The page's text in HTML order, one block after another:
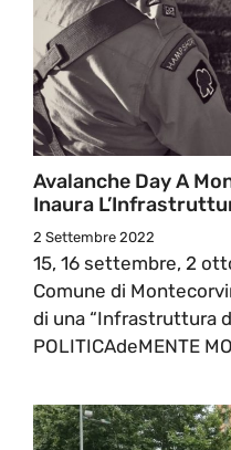
Avalanche Day A
Inaura
2 Settembre 2022
15, 16 settembre, 2
Comune di
di una “Infrastruttura
POLITICAdeMENTE